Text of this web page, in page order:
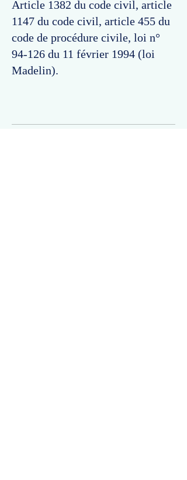
Article 1382 du code civil, article
1147 du code civil, article 455 du
code de procédure civile, loi n°
94-126 du 11 février 1994 (loi
Madelin).